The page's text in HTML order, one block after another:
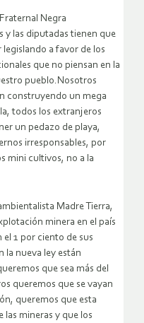
Negra
y las diputadas tienen que
a favor de los
que no piensan en la
pueblo.Nosotros
construyendo un mega
todos los extranjeros
un pedazo de playa,
irresponsables, por
mini cultivos, no a la
Madre Tierra,
minera en el país
el 1 por ciento de sus
la nueva ley están
que sea más del
queremos que se vayan
queremos que esta
las mineras y que los